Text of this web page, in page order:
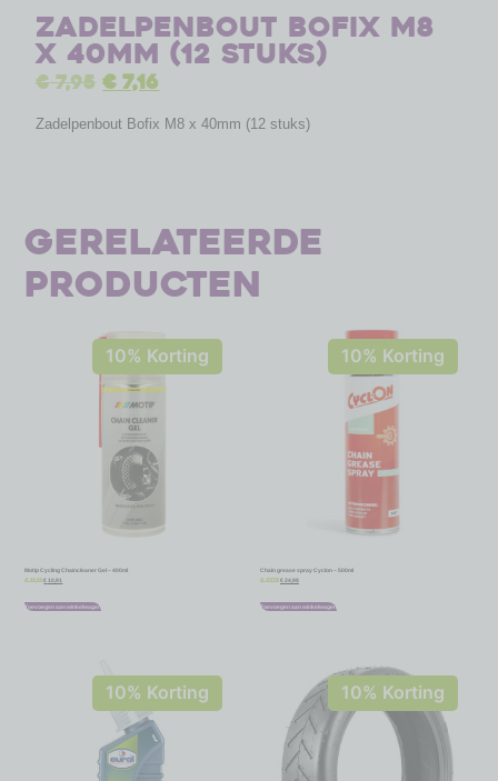
Zadelpenbout Bofix M8
x 40mm (12 stuks)
€7,95 €7,16
Zadelpenbout Bofix M8 x 40mm (12 stuks)
Gerelateerde
producten
10% Korting
Motip Cycling Chaincleaner Gel – 400ml
€12,12 €10,91
Toevoegen aan winkelwagen
10% Korting
Chain grease spray Cyclon – 500ml
27,75 €24,98
Toevoegen aan winkelwagen
10% Korting 10% Korting